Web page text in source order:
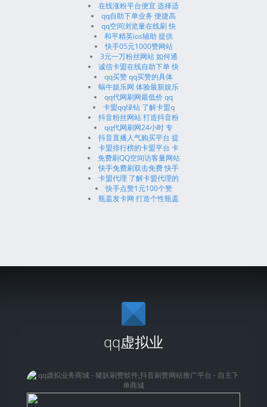
在线涨粉平台便宜 选择适
qq自助下单业务 便捷高
qq空间浏览量在线刷 快
和平精英ios辅助 提供
快手05元1000赞网站
3元一万粉丝网站 如何通
诚信卡盟在线自助下单 快
qq买赞 qq买赞的具体
蜗牛娱乐网 体验最新娱乐
qq代网刷网最低价 qq
卡盟qq绿钻 了解卡盟q
抖音粉丝网站 打造抖音粉
qq代网刷网24小时 专
抖音直播人气购买平台 提
卡盟排行榜的卡盟平台 卡
免费刷QQ空间访客量网站
快手免费刷双击免费 快手
卡盟代理 了解卡盟代理的
快手点赞1元100个赞
瓶盖发卡网 打造个性瓶盖
qq虚拟业